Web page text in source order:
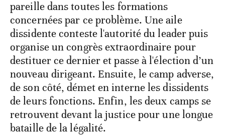
pareille dans toutes les formations
concernées par ce problème. Une aile
dissidente conteste l'autorité du leader puis
organise un congrès extraordinaire pour
destituer ce dernier et passe à l'élection d’un
nouveau dirigeant. Ensuite, le camp adverse,
de son côté, démet en interne les dissidents
de leurs fonctions. Enfin, les deux camps se
retrouvent devant la justice pour une longue
bataille de la légalité.